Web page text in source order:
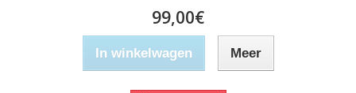
99,00€
In winkelwagen Meer